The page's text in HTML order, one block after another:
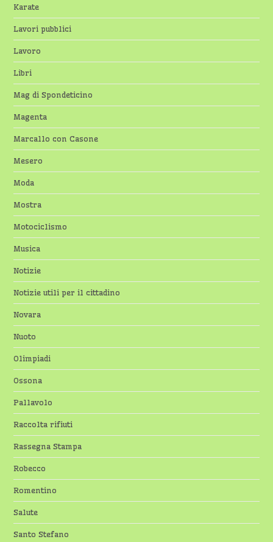
Karate
Lavori pubblici
Lavoro
Libri
Mag di Spondeticino
Magenta
Marcallo con Casone
Mesero
Moda
Mostra
Motociclismo
Musica
Notizie
Notizie utili per il cittadino
Novara
Nuoto
Olimpiadi
Ossona
Pallavolo
Raccolta rifiuti
Rassegna Stampa
Robecco
Romentino
Salute
Santo Stefano